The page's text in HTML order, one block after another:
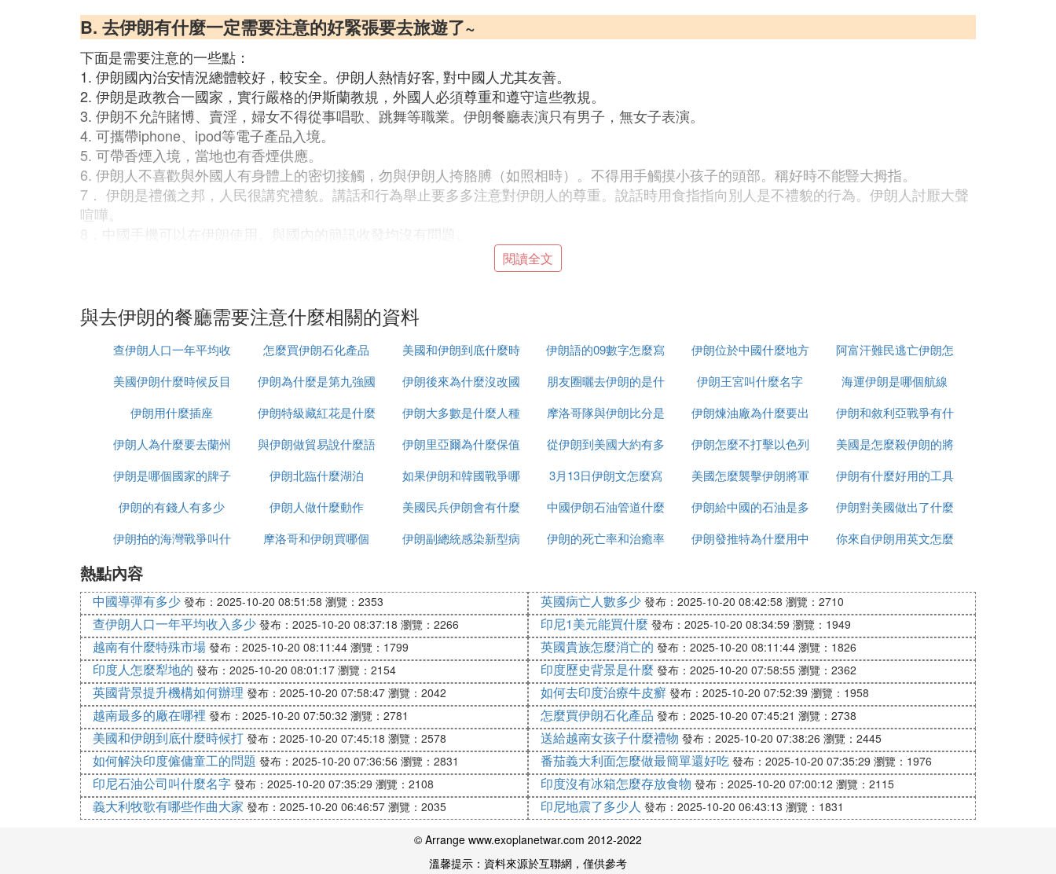
B. 去伊朗有什麼一定需要注意的好緊張要去旅遊了~
下面是需要注意的一些點：
1. 伊朗國內治安情況總體較好，較安全。伊朗人熱情好客, 對中國人尤其友善。
2. 伊朗是政教合一國家，實行嚴格的伊斯蘭教規，外國人必須尊重和遵守這些教規。
3. 伊朗不允許賭博、賣淫，婦女不得從事唱歌、跳舞等職業。伊朗餐廳表演只有男子，無女子表演。
4. 可攜帶iphone、ipod等電子產品入境。
5. 可帶香煙入境，當地也有香煙供應。
6. 伊朗人不喜歡與外國人有身體上的密切接觸，勿與伊朗人挎胳膊（如照相時）。不得用手觸摸小孩子的頭部。稱好時不能豎大拇指。
7． 伊朗是禮儀之邦，人民很講究禮貌。講話和行為舉止要多多注意對伊朗人的尊重。說話時用食指指向別人是不禮貌的行為。伊朗人討厭大聲
喧嘩。
8．中國手機可以在伊朗使用。與國內的簡訊收發均沒有問題。
裝，必須長裙過小腿。（在整個遊程中，只要在公共區域，都必須遵守此項規定）
2. 當地用餐為清真餐，無豬肉、無酒精飲品，商店也不提供酒精飲品。
3. 伊朗是禁酒的國家，嚴禁私自攜帶各類酒精飲料入境。一旦被發現， 將會受到當地法律嚴懲。
4. 豐富的旅程難免會帶來旅途勞累，餐食也可能不如家鄉的飯菜可口，建議自帶一些食品來調節口味（如：方便麵、榨菜、辣椒醬等），請您諒
5. 伊朗不允許在非旅遊區（包括政府區，行政區等）照相或攝像，否則將會帶來很大麻煩。
7.伊朗氣候乾燥， 建議帶好潤唇膏和護體乳。 日照也很強， 建議帶好太陽眼鏡和防嗮霜。
三．伊朗貨幣及須知
1. 可攜帶美元或歐元入境，人民幣在伊朗不通用，勿攜帶。
2. 伊朗貨幣的官方名稱叫里亞爾。1美元可兌換16000里亞爾，1歐元可兌換24000里亞爾。實際金額按當地匯率換算。
3. 絕大部分商店不可使用信用卡，需要支付現金. 美元,歐元都很受歡迎. 但購買大件商品的商店可以使用信用卡。(必須是MASTER或VISA卡，國
內銀聯卡不通用)
四．入境時請注意
1、禁止攜帶任何含酒精的飲料、豬肉及其製品入境，否則將會受到懲罰。
2、其它不許帶入境的物品有：賭具、迷幻葯物、火器、色情書刊、詆毀伊斯蘭教和
伊朗國家形象的一切書籍和音像製品等。
3. 攜帶單價超過人民幣5000元的攝像機、高級電子產品(如：手提電腦、高級專業相機等)的客人必須申報,否則在返途入關時將被追加稅金。
4. 攜帶拉桿箱的客人請務必備有鎖，防止被竊，請客人在托運的行李中不要夾帶現金和貴重物品。
5. 旅客手提行李中的液體、噴霧劑或發膠容器，容積必須小於100毫升。所有容器必須密封裝入容量為1升或以下的自封透明塑料袋中袋。機場免
稅店購物時請務必詢問清楚。
6. 被嚴格控制的液體為飲料，護膚霜、香水、噴霧劑、發膠、牙膏、口紅、唇膏和類似物品。不過，旅客可以攜帶需在航班上使用的嬰兒用品和
非處方葯，但可能需要出示相關證明。不得攜帶火柴或打火機。
五．伊朗購物及出境限制
1.伊朗可購買波斯地毯，波斯珠寶，檯布，開心果，椰棗，魚子醬，波斯細密畫，各式工藝品。
2. 出境者每人所攜開心果限量10公斤，藏紅花限量200克，貴金屬（金）150克和3000克（銀）。攜帶魚子醬須出示發票。
閱讀全文
與去伊朗的餐廳需要注意什麼相關的資料
查伊朗人口一年平均收
入多少
怎麼買伊朗石化產品
美國和伊朗到底什麼時
候打
伊朗語的09數字怎麼寫 伊朗位於中國什麼地方
阿富汗難民逃亡伊朗怎
麼辦
美國伊朗什麼時候反目 伊朗為什麼是第九強國
伊朗後來為什麼沒改國
名
朋友圈曬去伊朗的是什
麼梗
伊朗王宮叫什麼名字
海運伊朗是哪個航線
伊朗用什麼插座
伊朗特級藏紅花是什麼 伊朗大多數是什麼人種
摩洛哥隊與伊朗比分是
多少
伊朗煉油廠為什麼要出
售
伊朗和敘利亞戰爭有什
麼區別
伊朗人為什麼要去蘭州
與伊朗做貿易說什麼語
種
伊朗里亞爾為什麼保值
從伊朗到美國大約有多
少千米
伊朗怎麼不打擊以色列
美國是怎麼殺伊朗的將
軍的
伊朗是哪個國家的牌子 伊朗北臨什麼湖泊
如果伊朗和韓國戰爭哪
個贏
3月13日伊朗文怎麼寫
美國怎麼襲擊伊朗將軍
的
伊朗有什麼好用的工具
伊朗的有錢人有多少
伊朗人做什麼動作
美國民兵伊朗會有什麼
反應
中國伊朗石油管道什麼
時候建完
伊朗給中國的石油是多
少一桶
伊朗對美國做出了什麼
反應
伊朗拍的海灣戰爭叫什
摩洛哥和伊朗買哪個
伊朗副總統感染新型病
伊朗的死亡率和治癒率
伊朗發推特為什麼用中
你來自伊朗用英文怎麼
熱點內容
中國導彈有多少 發布：2025-10-20 08:51:58 瀏覽：2353 英國病亡人數多少 發布：2025-10-20 08:42:58 瀏覽：2710
查伊朗人口一年平均收入多少 發布：2025-10-20 08:37:18 瀏覽：2266 印尼1美元能買什麼 發布：2025-10-20 08:34:59 瀏覽：1949
越南有什麼特殊市場 發布：2025-10-20 08:11:44 瀏覽：1799 英國貴族怎麼消亡的 發布：2025-10-20 08:11:44 瀏覽：1826
印度人怎麼犁地的 發布：2025-10-20 08:01:17 瀏覽：2154 印度歷史背景是什麼 發布：2025-10-20 07:58:55 瀏覽：2362
英國背景提升機構如何辦理 發布：2025-10-20 07:58:47 瀏覽：2042 如何去印度治療牛皮癬 發布：2025-10-20 07:52:39 瀏覽：1958
越南最多的廠在哪裡 發布：2025-10-20 07:50:32 瀏覽：2781 怎麼買伊朗石化產品 發布：2025-10-20 07:45:21 瀏覽：2738
美國和伊朗到底什麼時候打 發布：2025-10-20 07:45:18 瀏覽：2578 送給越南女孩子什麼禮物 發布：2025-10-20 07:38:26 瀏覽：2445
如何解決印度僱傭童工的問題 發布：2025-10-20 07:36:56 瀏覽：2831 番茄義大利面怎麼做最簡單還好吃 發布：2025-10-20 07:35:29 瀏覽：1976
印尼石油公司叫什麼名字 發布：2025-10-20 07:35:29 瀏覽：2108 印度沒有冰箱怎麼存放食物 發布：2025-10-20 07:00:12 瀏覽：2115
義大利牧歌有哪些作曲大家 發布：2025-10-20 06:46:57 瀏覽：2035 印尼地震了多少人 發布：2025-10-20 06:43:13 瀏覽：1831
© Arrange www.exoplanetwar.com 2012-2022
溫馨提示：資料來源於互聯網，僅供參考